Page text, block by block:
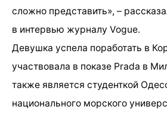
сложно представить», –
в интервью журналу Vogue.
Девушка успела поработать в
участвовала в показе Prada в
также является студенткой
национального морского